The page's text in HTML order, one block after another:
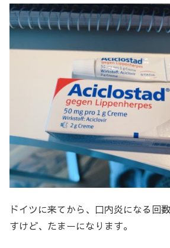
ドイツに来てから、口内炎になる回
すけど、たまーになります。